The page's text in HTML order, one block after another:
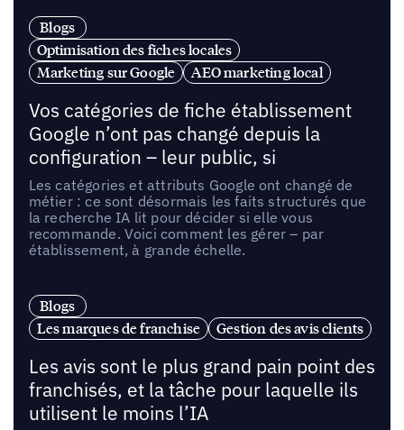
Blogs
Optimisation des fiches locales
Marketing sur Google
AEO marketing local
Vos catégories de fiche établissement
Google n’ont pas changé depuis la
configuration – leur public, si
Les catégories et attributs Google ont changé de
métier : ce sont désormais les faits structurés que
la recherche IA lit pour décider si elle vous
recommande. Voici comment les gérer – par
établissement, à grande échelle.
Blogs
Les marques de franchise
Gestion des avis clients
Les avis sont le plus grand pain point des
franchisés, et la tâche pour laquelle ils
utilisent le moins l’IA